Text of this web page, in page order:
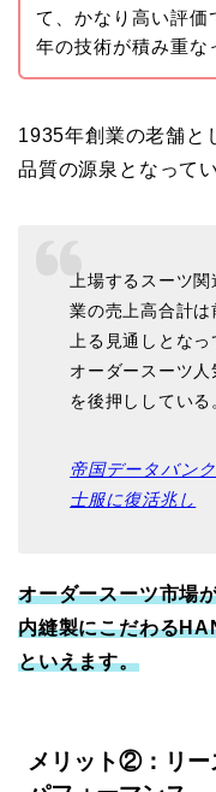
て、かなり高い評価
年の技術が積み重な
1935年創業の老舗と
品質の源泉となって
上場するスーツ
業の売上高合計
上る見通しとな
オーダースーツ
を後押ししている
帝国データバン
士服に復活兆し
オーダースーツ市場
内縫製にこだわる
といえます。
メリット②：リー